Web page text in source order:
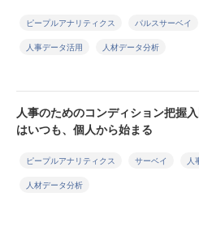
ピープルアナリティクス パルスサーベイ
人事データ活用 人材データ分析
人事のためのコンディション把握
はいつも、個人から始まる
ピープルアナリティクス サーベイ 人
人材データ分析